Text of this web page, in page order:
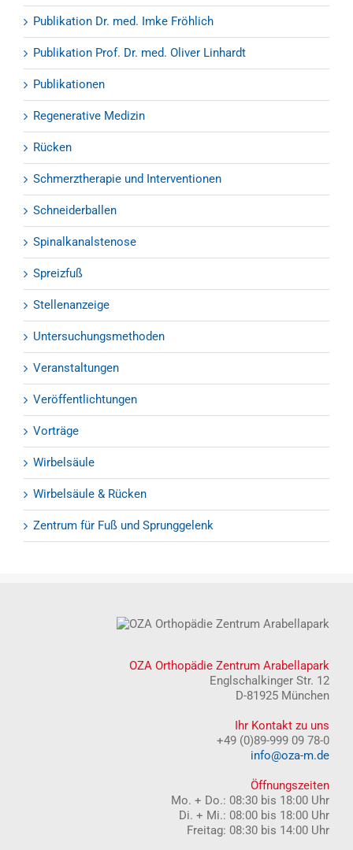
Publikation Dr. med. Imke Fröhlich
Publikation Prof. Dr. med. Oliver Linhardt
Publikationen
Regenerative Medizin
Rücken
Schmerztherapie und Interventionen
Schneiderballen
Spinalkanalstenose
Spreizfuß
Stellenanzeige
Untersuchungsmethoden
Veranstaltungen
Veröffentlichtungen
Vorträge
Wirbelsäule
Wirbelsäule & Rücken
Zentrum für Fuß und Sprunggelenk
OZA Orthopädie Zentrum Arabellapark
Englschalkinger Str. 12
D-81925 München
Ihr Kontakt zu uns
+49 (0)89-999 09 78-0
info@oza-m.de
Öffnungszeiten
Mo. + Do.: 08:30 bis 18:00 Uhr
Di. + Mi.: 08:00 bis 18:00 Uhr
Freitag: 08:30 bis 14:00 Uhr